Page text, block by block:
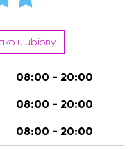
ulubiony
08:00 - 20:00
08:00 - 20:00
08:00 - 20:00